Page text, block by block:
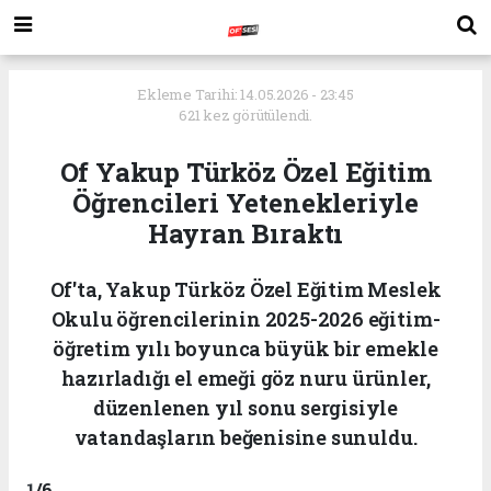
Ekleme Tarihi: 14.05.2026 - 23:45
621 kez görütülendi.
Of Yakup Türköz Özel Eğitim
Öğrencileri Yetenekleriyle
Hayran Bıraktı
Of'ta, Yakup Türköz Özel Eğitim Meslek
Okulu öğrencilerinin 2025-2026 eğitim-
öğretim yılı boyunca büyük bir emekle
hazırladığı el emeği göz nuru ürünler,
düzenlenen yıl sonu sergisiyle
vatandaşların beğenisine sunuldu.